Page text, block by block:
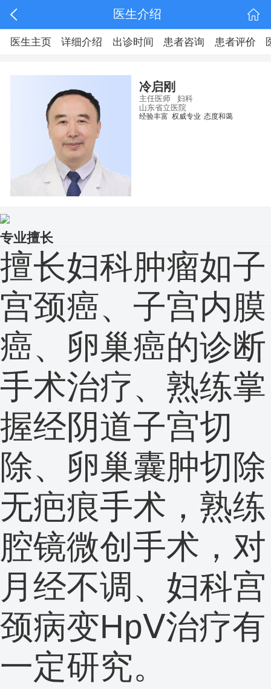
医生介绍
医生主页 详细介绍 出诊时间 患者咨询 患者评价
冷启刚
主任医师
妇科
山东省立医院
经验丰富 权威专业 态度和蔼
专业擅长
擅长妇科肿瘤如子
宫颈癌、子宫内膜
癌、卵巢癌的诊断
手术治疗、熟练掌
握经阴道子宫切
除、卵巢囊肿切除
无疤痕手术，熟练
腔镜微创手术，对
月经不调、妇科宫
颈病变HpⅤ治疗有
一定研究。